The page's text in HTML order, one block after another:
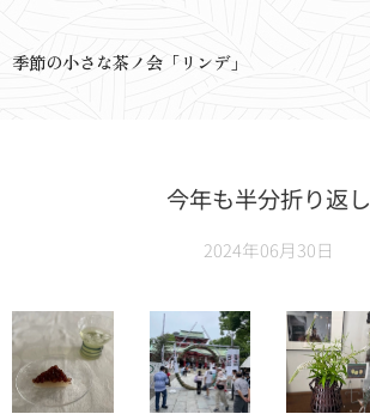
季節の小さな茶ノ会「リンデ」
今年も半分折り返し
2024年06月30日